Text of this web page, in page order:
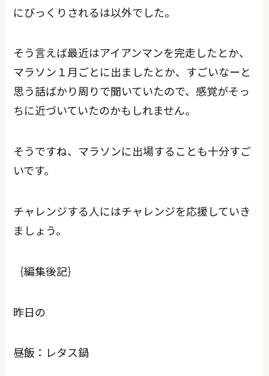
にびっくりされるは以外でした。
そう言えば最近はアイアンマンを完走したとか、
マラソン１月ごとに出ましたとか、すごいなーと
思う話ばかり周りで聞いていたので、感覚がそっ
ちに近づいていたのかもしれません。
そうですね、マラソンに出場することも十分すご
いです。
チャレンジする人にはチャレンジを応援していき
ましょう。
｛編集後記｝
昨日の
昼飯：レタス鍋